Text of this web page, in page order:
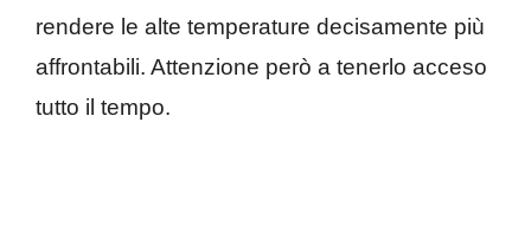
rendere le alte temperature decisamente più
affrontabili. Attenzione però a tenerlo acceso
tutto il tempo.